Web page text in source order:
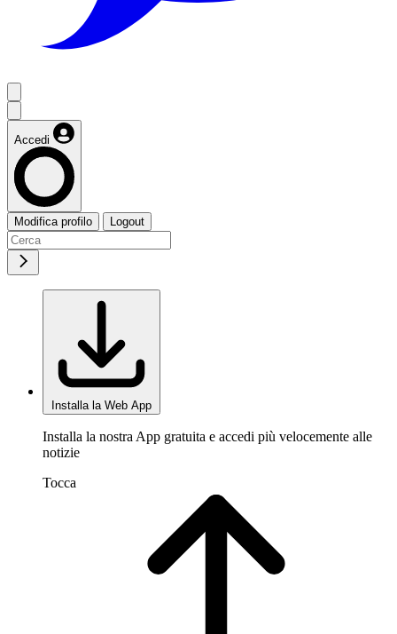
Accedi
Modifica profilo Logout
Installa la Web App
Installa la nostra App gratuita e accedi più velocemente alle
notizie
Tocca